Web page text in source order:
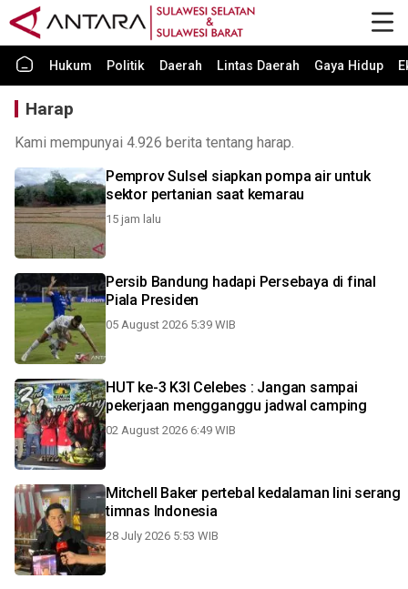
Hukum Politik Daerah Lintas Daerah Gaya Hidup
Harap
Kami mempunyai 4.926 berita tentang harap.
Pemprov Sulsel siapkan pompa air untuk
sektor pertanian saat kemarau
15 jam lalu
Persib Bandung hadapi Persebaya di final
Piala Presiden
05 August 2026 5:39 WIB
HUT ke-3 K3I Celebes : Jangan sampai
pekerjaan mengganggu jadwal camping
02 August 2026 6:49 WIB
Mitchell Baker pertebal kedalaman lini serang
timnas Indonesia
28 July 2026 5:53 WIB